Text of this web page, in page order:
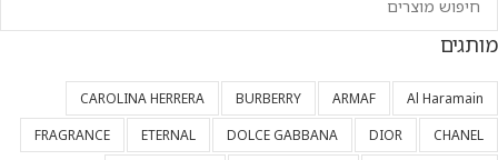
מותגים
Al Haramain
ARMAF
BURBERRY
CAROLINA HERRERA
CHANEL
DIOR
DOLCE GABBANA
ETERNAL
FRAGRANCE